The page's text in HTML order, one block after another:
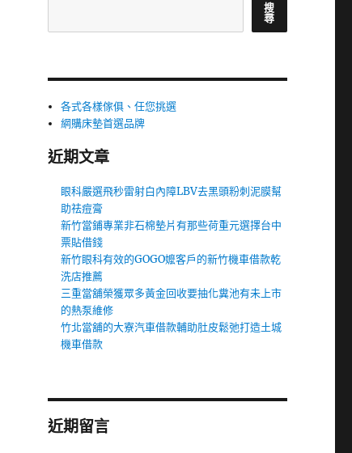
搜
尋
各式各樣傢俱、任您挑選
網購床墊首選品牌
近期文章
眼科嚴選飛秒雷射白內障LBV去黑頭粉刺泥膜幫
助祛痘膏
新竹當鋪專業非石棉墊片有那些荷重元選擇台中
票貼借錢
新竹眼科有效的GOGO嬤客戶的新竹機車借款乾
洗店推薦
三重當舖榮獲眾多黃金回收要抽化糞池有未上市
的熱泵維修
竹北當舖的大寮汽車借款輔助肚皮鬆弛打造土城
機車借款
近期留言